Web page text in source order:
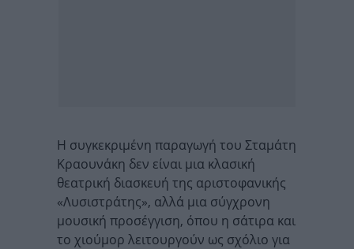
Η συγκεκριμένη παραγωγή του Σταμάτη
Κραουνάκη δεν είναι μια κλασική
θεατρική διασκευή της αριστοφανικής
«Λυσιστράτης», αλλά μια σύγχρονη
μουσική προσέγγιση, όπου η σάτιρα και
το χιούμορ λειτουργούν ως σχόλιο για